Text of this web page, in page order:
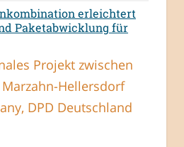
erleichtert
Paketabwicklung für
Projekt zwischen
Hellersdorf
DPD Deutschland